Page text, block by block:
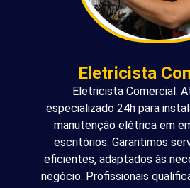
Eletricista
Eletricista Comercial:
especializado 24h para
manutenção elétrica em
escritórios. Garantimos
eficientes, adaptados às
negócio. Profissionais